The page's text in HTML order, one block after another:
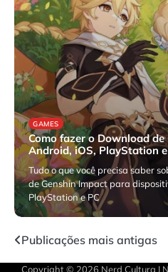
GAMES
Como fazer o Download de
Android, iOS, PlayStation e
Tudo o que você precisa saber
de Genshin Impact para
PlayStation e PC
novembro 18, 2025
Navegação
Publicações mais antigas
Copyright © 2026 Nerd Cultura |